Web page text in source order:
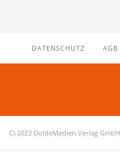
DATENSCHUTZ AGB
C) 2023 DoldeMedien Verlag GmbH